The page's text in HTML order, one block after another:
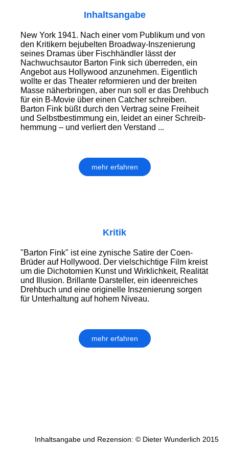
Inhaltsangabe
New York 1941. Nach einer vom Publikum und von
den Kritikern bejubelten Broadway-Inszenierung
seines Dramas über Fisch­händler lässt der
Nachwuchsautor Barton Fink sich überreden, ein
Angebot aus Hollywood anzunehmen. Eigentlich
wollte er das Theater reformieren und der breiten
Masse näherbringen, aber nun soll er das Drehbuch
für ein B-Movie über einen Catcher schreiben.
Barton Fink büßt durch den Vertrag seine Freiheit
und Selbst­bestimmung ein, leidet an einer Schreib­
hemmung – und verliert den Verstand ...
mehr erfahren
Kritik
"Barton Fink" ist eine zynische Satire der Coen-
Brüder auf Hollywood. Der vielschichtige Film kreist
um die Dichotomien Kunst und Wirklichkeit, Realität
und Illusion. Brillante Darsteller, ein ideenreiches
Drehbuch und eine originelle Inszenierung sorgen
für Unterhaltung auf hohem Niveau.
mehr erfahren
Inhaltsangabe und Rezension: © Dieter Wunderlich 2015